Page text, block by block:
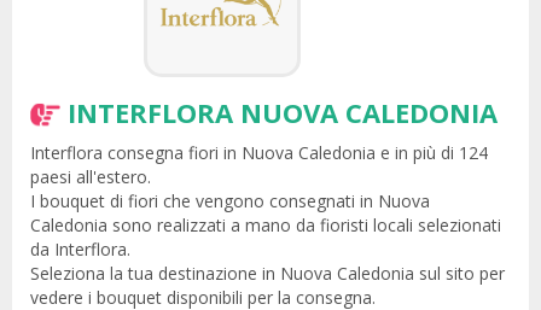
INTERFLORA NUOVA CALEDONIA
Interflora consegna fiori in Nuova Caledonia e in più di 124
paesi all'estero.
I bouquet di fiori che vengono consegnati in Nuova
Caledonia sono realizzati a mano da fioristi locali selezionati
da Interflora.
Seleziona la tua destinazione in Nuova Caledonia sul sito per
vedere i bouquet disponibili per la consegna.